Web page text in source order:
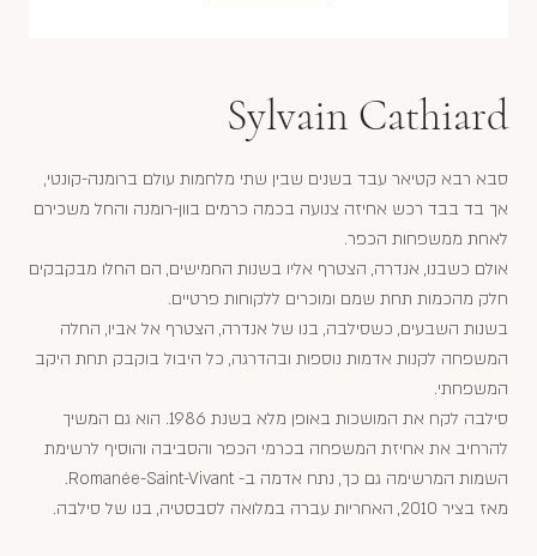
Sylvain Cathiard
סבא רבא קטיאר עבד בשנים שבין שתי מלחמות עולם ברומנה-קונטי,
אך בד בבד רכש אחיזה צנועה בכמה כרמים בוון-רומנה והחל משכירם
לאחת ממשפחות הכפר.
אולם כשבנו, אנדרה, הצטרף אליו בשנות החמישים, הם החלו מבקבקים
חלק מהכמות תחת שמם ומוכרים ללקוחות פרטיים.
בשנות השבעים, כשסילבה, בנו של אנדרה, הצטרף אל אביו, החלה
המשפחה לקנות אדמות נוספות ובהדרגה, כל היבול בוקבק תחת היקב
המשפחתי.
סילבה לקח את המושכות באופן מלא בשנת 1986. הוא גם המשיך
להרחיב את אחיזת המשפחה בכרמי הכפר והסביבה והוסיף לרשימת
השמות המרשימה גם כך, נתח אדמה ב- Romanée-Saint-Vivant.
מאז בציר 2010, האחריות עברה במלואה לסבסטיה, בנו של סילבה.